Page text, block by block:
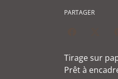
PARTAGER
Tirage sur
Prêt à